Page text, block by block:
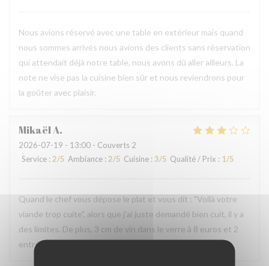
Nous avions réservé avec une table en extérieur mais quand
nous sommes arrivés nous avions des clients sans réservation
qui attendait déjà notre table, nous avons dû aller ailleurs. La
note ne vise pas la cuisine bien sûr et nous reviendrons pour
la goûter avec plaisir.
MikaëlA
2026-07-19 - 13:00 - Couverts 2
Service : 2/5 Ambiance : 2/5 Cuisine : 3/5 Qualité / Prix : 1/5
Quand le chef vous dépose le plat et vous dit : "Voilà votre
viande trop cuite", alors que j'ai juste demandé bien cuit, il y a
des limites. De plus, 3 cm de vin dans le verre à 8 euros et 2
entrées, 2 plats à 100 euros, je ne reviendrai plus.